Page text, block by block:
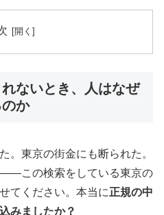
ないとき、人はなぜ
か
。東京の街金にも断られた。
——この検索をしている東京の
てください。本当に正規の中
みましたか？